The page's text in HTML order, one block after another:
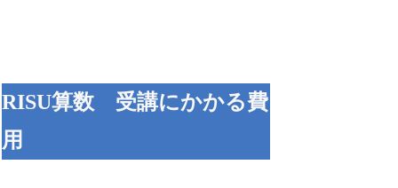
RISU算数 受講にかかる費
用